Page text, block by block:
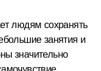
людям сохранять
занятия и
значительно